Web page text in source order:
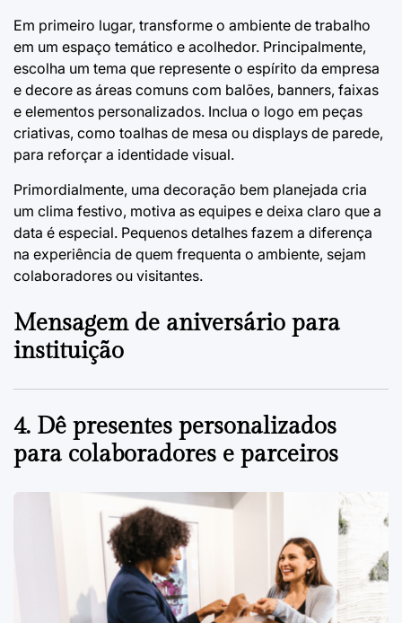
Em primeiro lugar, transforme o ambiente de trabalho
em um espaço temático e acolhedor. Principalmente,
escolha um tema que represente o espírito da empresa
e decore as áreas comuns com balões, banners, faixas
e elementos personalizados. Inclua o logo em peças
criativas, como toalhas de mesa ou displays de parede,
para reforçar a identidade visual.
Primordialmente, uma decoração bem planejada cria
um clima festivo, motiva as equipes e deixa claro que a
data é especial. Pequenos detalhes fazem a diferença
na experiência de quem frequenta o ambiente, sejam
colaboradores ou visitantes.
Mensagem de aniversário para
instituição
4. Dê presentes personalizados
para colaboradores e parceiros